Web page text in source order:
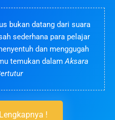
bukan datang dari suara
sederhana para pelajar
dan menggugah
temukan dalamAksara
!